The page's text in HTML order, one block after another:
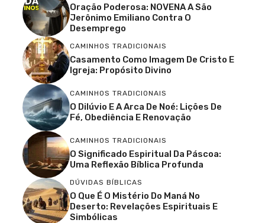
Oração Poderosa: NOVENA A São
Jerônimo Emiliano Contra O
Desemprego
CAMINHOS TRADICIONAIS
Casamento Como Imagem De Cristo E
Igreja: Propósito Divino
CAMINHOS TRADICIONAIS
O Dilúvio E A Arca De Noé: Lições De
Fé, Obediência E Renovação
CAMINHOS TRADICIONAIS
O Significado Espiritual Da Páscoa:
Uma Reflexão Bíblica Profunda
DÚVIDAS BÍBLICAS
O Que É O Mistério Do Maná No
Deserto: Revelações Espirituais E
Simbólicas